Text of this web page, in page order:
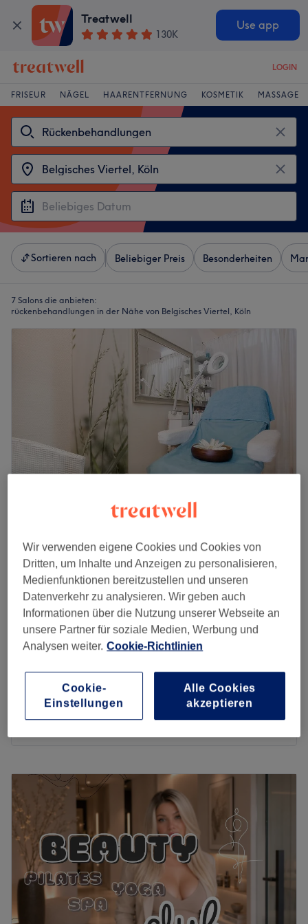
Treatwell
130K
Use app
LOGIN
FRISEUR NÄGEL HAARENTFERNUNG KOSMETIK MASSAGE
Sortieren nach Beliebiger Preis Besonderheiten
7 Salons die anbieten:
rückenbehandlungen in der Nähe von Belgisches Viertel, Köln
4,4
254 Bewertungen
Neustadt-Nord, Köln
Auf Karte anzeigen
Körperbehandlung - Thalgo Rückenbehandlung
1
45 Min.
Herren - Rückenbehandlung
1 Std.
Körperbehandlung - Thalgo Rückenbehandlung
1 Std.
Dienstag
10:00
Mittwoch
Donnerstag
10:00–19:00
Freitag
10:00–19:00
Samstag
10:00–19:00
Sonntag
Geschlossen
Deine Schönheit ist kostbar und einzigartig! Hast du
schon mal erlebt, wie es sich anfühlt, wenn sie genau so
Wir verwenden eigene Cookies und Cookies von
Dritten, um Inhalte und Anzeigen zu personalisieren,
Medienfunktionen bereitzustellen und unseren
Datenverkehr zu analysieren. Wir geben auch
Informationen über die Nutzung unserer Webseite an
unsere Partner für soziale Medien, Werbung und
Analysen weiter. Cookie-Richtlinien
Cookie-
Einstellungen
Alle Cookies
akzeptieren